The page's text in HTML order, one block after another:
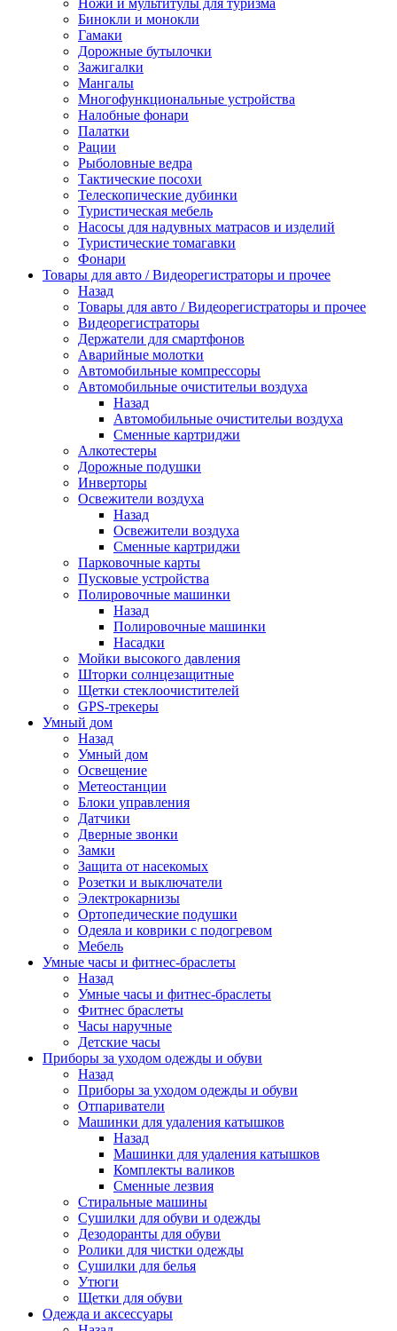
Ножи и мультитулы для туризма
Бинокли и монокли
Гамаки
Дорожные бутылочки
Зажигалки
Мангалы
Многофункциональные устройства
Налобные фонари
Палатки
Рации
Рыболовные ведра
Тактические посохи
Телескопические дубинки
Туристическая мебель
Насосы для надувных матрасов и изделий
Туристические томагавки
Фонари
Товары для авто / Видеорегистраторы и прочее
Назад
Товары для авто / Видеорегистраторы и прочее
Видеорегистраторы
Держатели для смартфонов
Аварийные молотки
Автомобильные компрессоры
Автомобильные очистительи воздуха
Назад
Автомобильные очистительи воздуха
Сменные картриджи
Алкотестеры
Дорожные подушки
Инверторы
Освежители воздуха
Назад
Освежители воздуха
Сменные картриджи
Парковочные карты
Пусковые устройства
Полировочные машинки
Назад
Полировочные машинки
Насадки
Мойки высокого давления
Шторки солнцезащитные
Щетки стеклоочистителей
GPS-трекеры
Умный дом
Назад
Умный дом
Освещение
Метеостанции
Блоки управления
Датчики
Дверные звонки
Замки
Защита от насекомых
Розетки и выключатели
Электрокарнизы
Ортопедические подушки
Одеяла и коврики с подогревом
Мебель
Умные часы и фитнес-браслеты
Назад
Умные часы и фитнес-браслеты
Фитнес браслеты
Часы наручные
Детские часы
Приборы за уходом одежды и обуви
Назад
Приборы за уходом одежды и обуви
Отпариватели
Машинки для удаления катышков
Назад
Машинки для удаления катышков
Комплекты валиков
Сменные лезвия
Стиральные машины
Сушилки для обуви и одежды
Дезодоранты для обуви
Ролики для чистки одежды
Сушилки для белья
Утюги
Щетки для обуви
Одежда и аксессуары